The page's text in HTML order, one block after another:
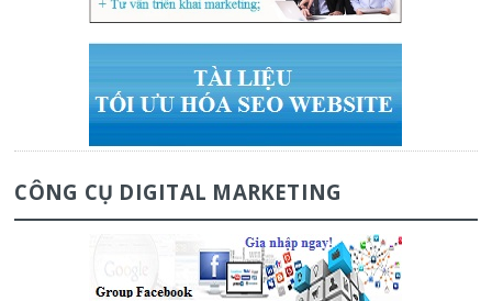
CÔNG CỤ DIGITAL MARKETING